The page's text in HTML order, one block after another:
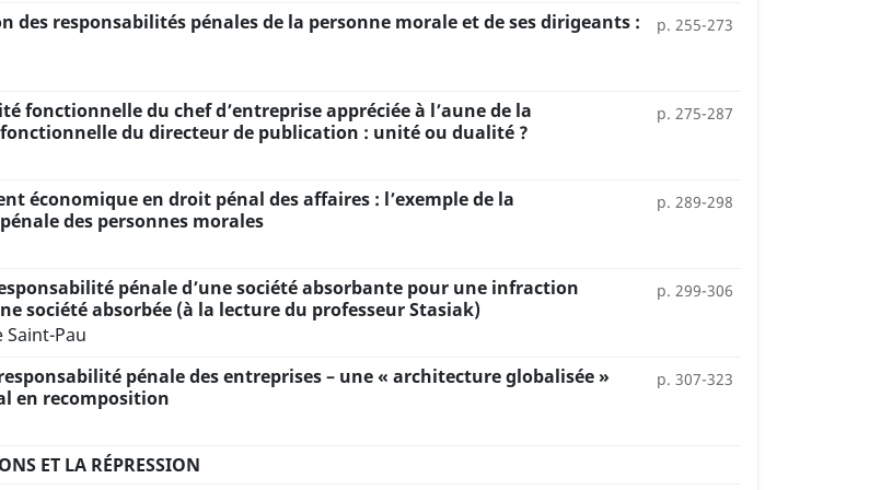
des responsabilités pénales de la personne morale et de ses dirigeants :
p. 255-273
fonctionnelle du chef d’entreprise appréciée à l’aune de la
du directeur de publication : unité ou dualité ?
p. 275-287
économique en droit pénal des affaires : l’exemple de la
des personnes morales
p. 289-298
pénale d’une société absorbante pour une infraction
société absorbée (à la lecture du professeur Stasiak)
Saint-Pau
p. 299-306
pénale des entreprises – une « architecture globalisée »
en recomposition
p. 307-323
ET LA RÉPRESSION